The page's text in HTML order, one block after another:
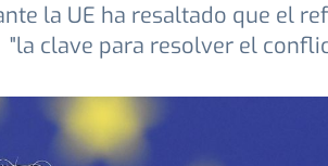
la UE ha resaltado que el
"la clave para resolver el